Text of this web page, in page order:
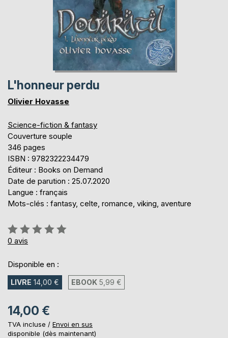
L'honneur perdu
Olivier Hovasse
Science-fiction & fantasy
Couverture souple
346 pages
ISBN : 9782322234479
Éditeur : Books on Demand
Date de parution : 25.07.2020
Langue : français
Mots-clés : fantasy, celte, romance, viking, aventure
Évaluation:
0%
0 avis
Disponible en :
LIVRE 14,00 € EBOOK 5,99 €
14,00 €
TVA incluse / Envoi en sus
disponible (dès maintenant)